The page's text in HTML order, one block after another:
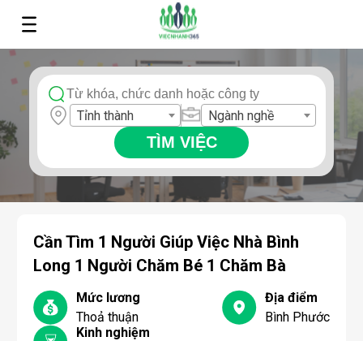
Tỉnh thành Ngành nghề
TÌM VIỆC
Cần Tìm 1 Người Giúp Việc Nhà Bình
Long 1 Người Chăm Bé 1 Chăm Bà
Mức lương
Thoả thuận
Địa điểm
Bình Phước
Kinh nghiệm